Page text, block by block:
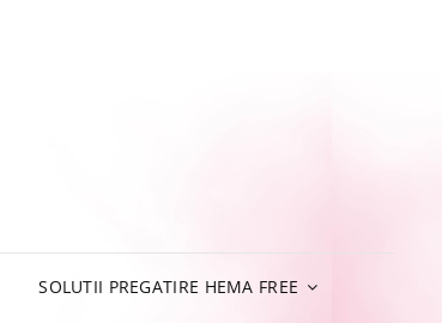
SOLUTII PREGATIRE HEMA FREE